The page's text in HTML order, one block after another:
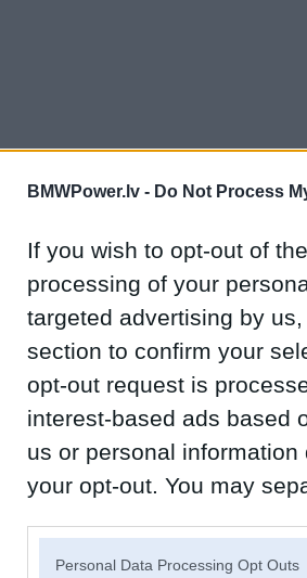
BMWPower.lv - Do Not Process
If you wish to opt-out of
processing of your
targeted advertising by
section to confirm your
opt-out request is
interest-based ads based
us or personal
your opt-out. You may
Personal Data Processing Opt Outs